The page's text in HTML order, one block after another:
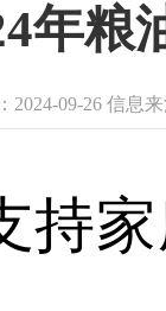
年粮
2024-09-26 信息
家